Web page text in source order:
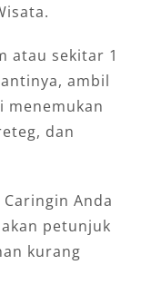
atau sekitar 1
ambil
menemukan
dan
Anda
petunjuk
kurang